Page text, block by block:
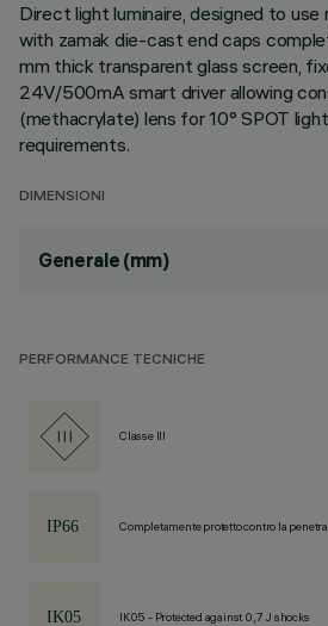
Direct light luminaire, designed to
with zamak die-cast end caps
mm thick transparent glass screen,
24V/500mA smart driver allowing
(methacrylate) lens for 10° SPOT
requirements.
DIMENSIONI
Generale (mm)
PERFORMANCE TECNICHE
Classe III
Completamente protetto contro la
IK05 - Protected against 0,7 J shocks